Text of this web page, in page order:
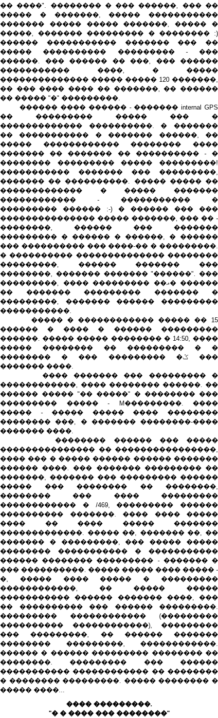
�� ����". �������� � ��� ������, ��� ��
����� � �������, ����� �����������
������� ����� ����� �������, ����� �
�����, ������� ��������� � �������� :)
������ ����������� ������� ��� ��
����� ���������� ��������� - ���
������. ��� ������ �� ���, ��� ������
����������� ����, � �����
�������������� ����� ����� 120 �������,
�� ��� ���� ���� �� �������, �� ������
�� ����� "�" ���������.
������ ���� ������ - ������� internal GPS
�� ��������� ����� ��� �
������������� ����������. � �������
�� ����������� � ������� ������, ��
����� ������������ �������� ����
������� �� ������� �� ���������� - �
�������� ��������� ����� ���������!
����������� ������� ��� ���������,
������� �� ����������. ����� ����� ��
������������� � ����� �������
������������ - ����������� �
��������� ������ :-) � ������ ��� ���
��������������� ����� �������, ��� �� -
��������, ������ ��� �������
��������� � ������ � ������, � ������
��� ���������� ��� ����-�� � ���������.
� ���������� �������������� ��������
���������, ������ ������� ���
��������, ������� ������� "������". ���
���������, ���� ��������� ��ޣ� ������
�� ������� ��������� ������� �
���������, ������� ������ ���������
�����������.
����� � ������������ ����� �� 15
������ � ���� � ������ ���������
������. ����� ����� �������� � 14:50, ����
����� �������� �� ��������� � �
�������� � ��� ��������� �ݣ ���
������� ����.
���� ������� ��� ��������� �
������������, ���� �������� ������. ��
������ ����� "�� ��̣���" � �������� ���
��������� ����� - M���������. ����
����� - ����� ����� ���� ��������
�������� ���, � ������� ��������-����
������� ����.
�������� ������ ��� �����
��������������� �� ����������������,
���� ��� � ����� ������ ������ �������
������ ����. ��� ������� ��������� ��
�������, ������� ��� ��������� ������
����� ��� �������� �� ��������,
�������� ��� ���� ���������
������������ � /469, ��������� ������
���������� �������. ���� ���� �����
���� �� ���� ����� �������
�������������. ����� ��, ������� ��, ��
������� � ���������, ��� ����� �����
�������� ����������� � �����������
������ �������� ��������� - ������� �
��� ����������. ����� ����� ���� ����� -
�, ����� ���� ����� � ���������
������������, �� ����� �����
����������� ������ ������� ����, ���
�� ���������� ��� ������ ���������.
��������� ������������ (���������
���������� ������������), ���������
��� ���������, �� ������ �������
�������� ���������, ������������.
������ � ������ ��������� �������� ��
��������. ��������� ��� ������
����������� ������������ �� ��������
� �������� ���������. ����� �������� �
����� ����...
���� ���������.
"� � ���� ��� ��������"